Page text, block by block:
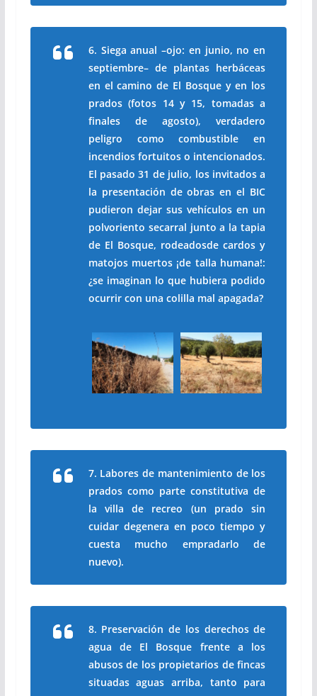
6. Siega anual –ojo: en junio, no en
septiembre– de plantas herbáceas
en el camino de El Bosque y en los
prados (fotos 14 y 15, tomadas a
finales de agosto), verdadero
peligro como combustible en
incendios fortuitos o intencionados.
El pasado 31 de julio, los invitados a
la presentación de obras en el BIC
pudieron dejar sus vehículos en un
polvoriento secarral junto a la tapia
de El Bosque, rodeadosde cardos y
matojos muertos ¡de talla humana!:
¿se imaginan lo que hubiera podido
ocurrir con una colilla mal apagada?
7. Labores de mantenimiento de los
prados como parte constitutiva de
la villa de recreo (un prado sin
cuidar degenera en poco tiempo y
cuesta mucho empradarlo de
nuevo).
8. Preservación de los derechos de
agua de El Bosque frente a los
abusos de los propietarios de fincas
situadas aguas arriba, tanto para